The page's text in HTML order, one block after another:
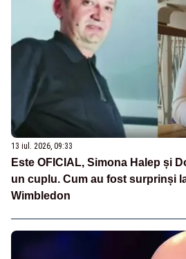
13 iul. 2026, 09:33
Este OFICIAL, Simona Halep și
un cuplu. Cum au fost surprinși
Wimbledon